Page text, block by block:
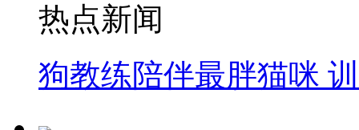
热点新闻
狗教练陪伴最胖猫咪